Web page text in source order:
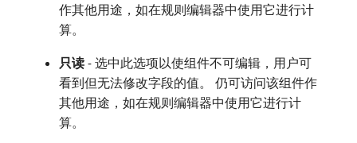
作其他用途，如在规则编辑器中使用它进行计
算。
只读 - 选中此选项以使组件不可编辑，用户可
看到但无法修改字段的值。 仍可访问该组件作
其他用途，如在规则编辑器中使用它进行计
算。